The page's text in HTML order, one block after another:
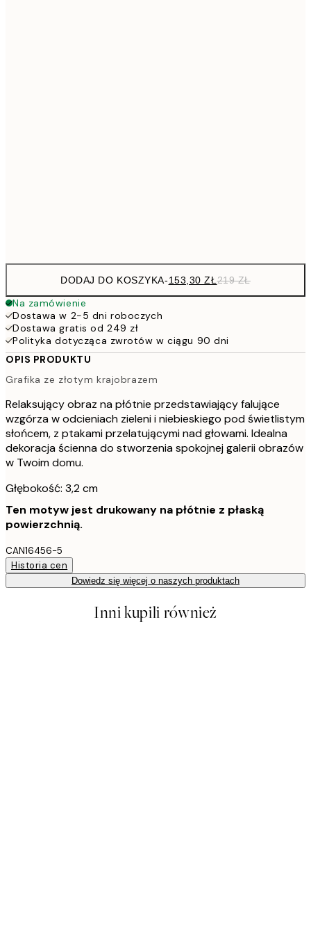
DODAJ DO KOSZYKA-153,30 ZŁ219 ZŁ
Na zamówienie
Dostawa w 2-5 dni roboczych
Dostawa gratis od 249 zł
Polityka dotycząca zwrotów w ciągu 90 dni
OPIS PRODUKTU
Grafika ze złotym krajobrazem
Relaksujący obraz na płótnie przedstawiający falujące
wzgórza w odcieniach zieleni i niebieskiego pod świetlistym
słońcem, z ptakami przelatującymi nad głowami. Idealna
dekoracja ścienna do stworzenia spokojnej galerii obrazów
w Twoim domu.
Głębokość: 3,2 cm
Ten motyw jest drukowany na płótnie z płaską
powierzchnią.
CAN16456-5
Historia cen
Dowiedz się więcej o naszych produktach
Inni kupili również